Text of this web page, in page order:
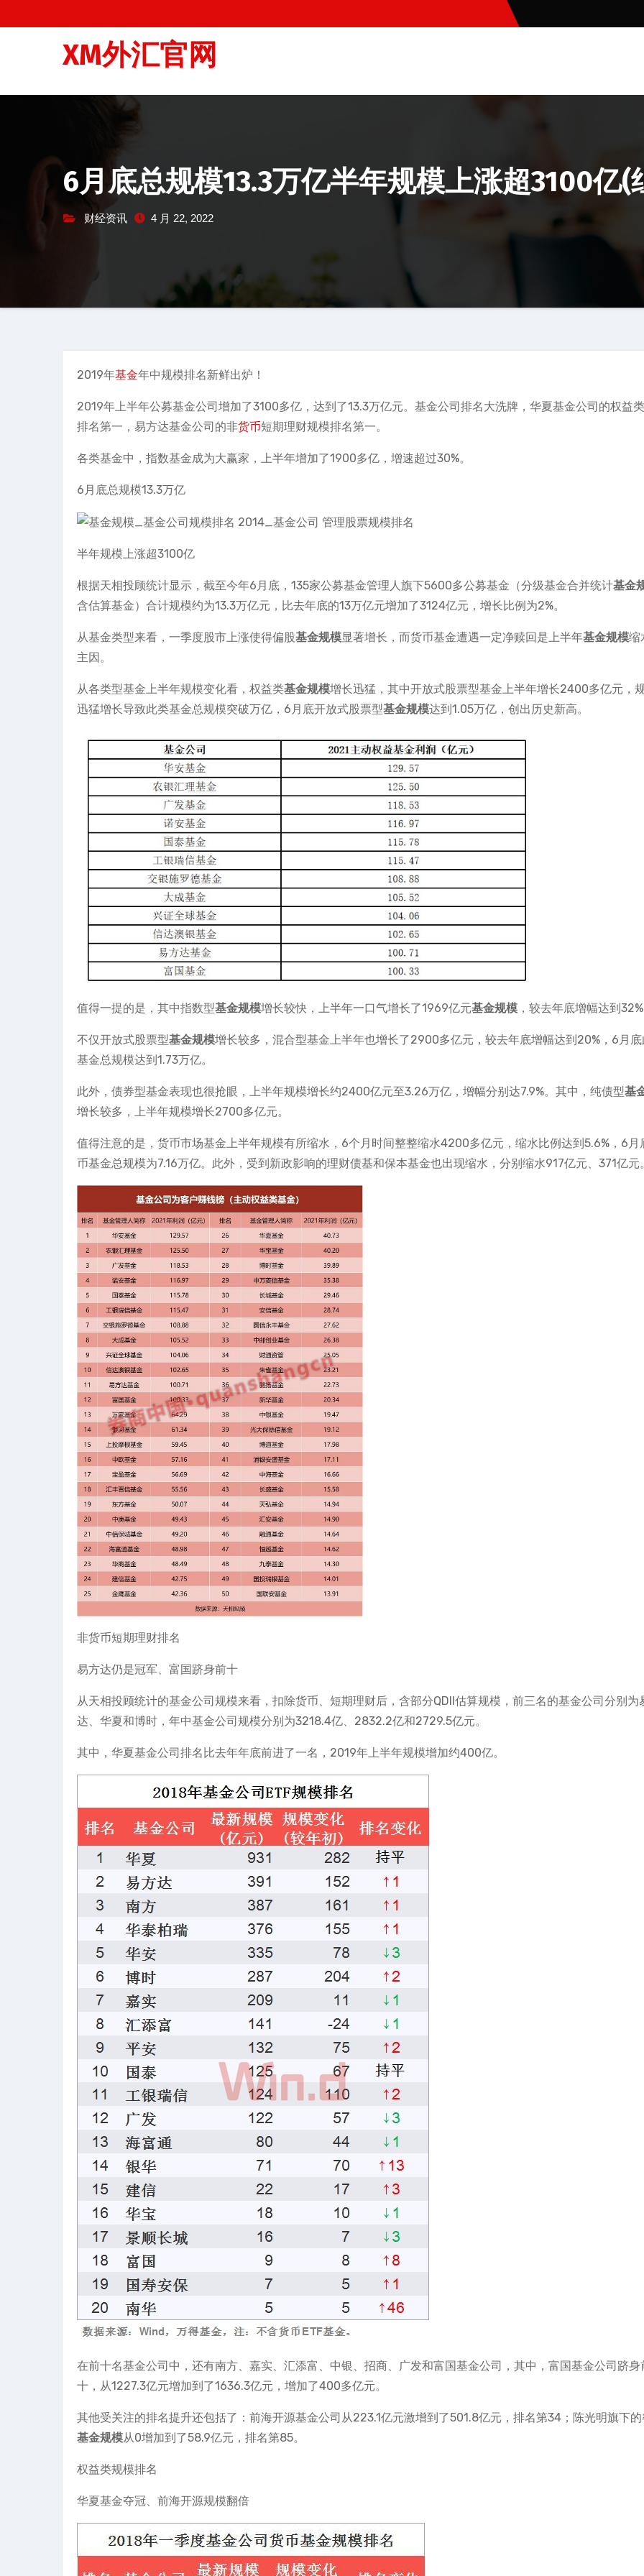
至
XM外汇官网
6月底总规模13.3万亿半年规模上涨超3100亿(
财经资讯 4 月 22, 2022
2019年基金年中规模排名新鲜出炉！
2019年上半年公募基金公司增加了3100多亿，达到了13.3万亿元。基金公司排名大洗牌，华夏基金公司的权益
排名第一，易方达基金公司的非货币短期理财规模排名第一。
各类基金中，指数基金成为大赢家，上半年增加了1900多亿，增速超过30%。
6月底总规模13.3万亿
半年规模上涨超3100亿
根据天相投顾统计显示，截至今年6月底，135家公募基金管理人旗下5600多公募基金（分级基金合并统计基金
含估算基金）合计规模约为13.3万亿元，比去年底的13万亿元增加了3124亿元，增长比例为2%。
从基金类型来看，一季度股市上涨使得偏股基金规模显著增长，而货币基金遭遇一定净赎回是上半年基金规模缩
主因。
从各类型基金上半年规模变化看，权益类基金规模增长迅猛，其中开放式股票型基金上半年增长2400多亿元，
迅猛增长导致此类基金总规模突破万亿，6月底开放式股票型基金规模达到1.05万亿，创出历史新高。
值得一提的是，其中指数型基金规模增长较快，上半年一口气增长了1969亿元基金规模 ，较去年底增幅达到
不仅开放式股票型基金规模增长较多，混合型基金上半年也增长了2900多亿元，较去年底增幅达到20%，6月
基金总规模达到1.73万亿。
此外，债券型基金表现也很抢眼，上半年规模增长约2400亿元至3.26万亿，增幅分别达7.9%。其中，纯债型基
增长较多，上半年规模增长2700多亿元。
值得注意的是，货币市场基金上半年规模有所缩水，6个月时间整整缩水4200多亿元，缩水比例达到5.6%，6月
币基金总规模为7.16万亿。此外，受到新政影响的理财债基和保本基金也出现缩水，分别缩水917亿元、371亿元
非货币短期理财排名
易方达仍是冠军、富国跻身前十
从天相投顾统计的基金公司规模来看，扣除货币、短期理财后，含部分QDII估算规模，前三名的基金公司分别为
达、华夏和博时，年中基金公司规模分别为3218.4亿、2832.2亿和2729.5亿元。
其中，华夏基金公司排名比去年年底前进了一名，2019年上半年规模增加约400亿。
在前十名基金公司中，还有南方、嘉实、汇添富、中银、招商、广发和富国基金公司，其中，富国基金公司跻身
十，从1227.3亿元增加到了1636.3亿元，增加了400多亿元。
其他受关注的排名提升还包括了：前海开源基金公司从223.1亿元激增到了501.8亿元，排名第34；陈光明旗下
基金规模从0增加到了58.9亿元，排名第85。
权益类规模排名
华夏基金夺冠、前海开源规模翻倍